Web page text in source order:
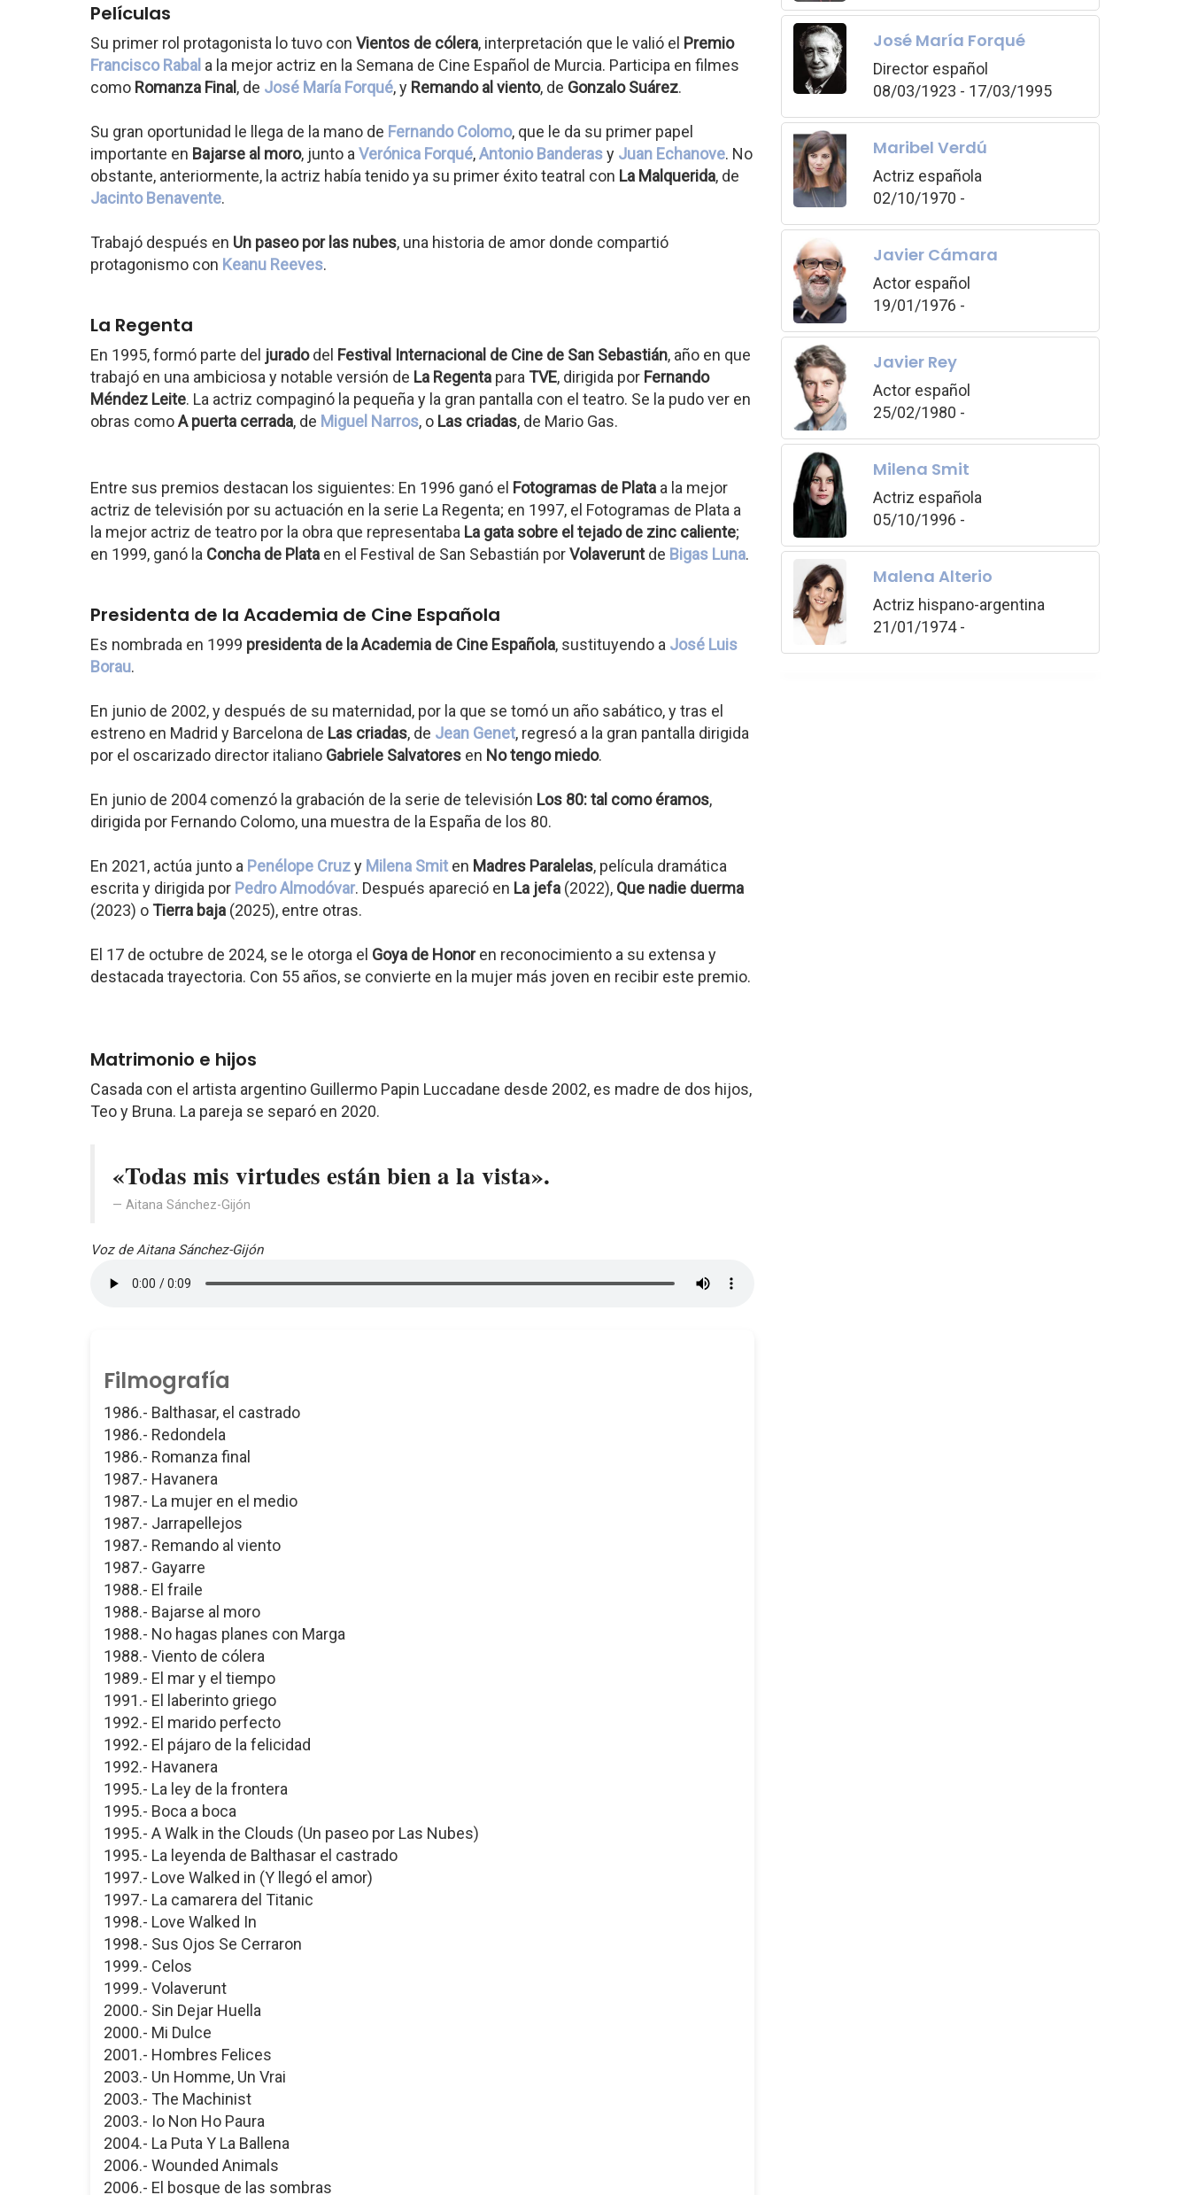
Películas
Su primer rol protagonista lo tuvo con Vientos de cólera, interpretación que le valió el Premio
Francisco Rabal a la mejor actriz en la Semana de Cine Español de Murcia. Participa en filmes
como Romanza Final , de José María Forqué, y Remando al viento, de Gonzalo Suárez.
Su gran oportunidad le llega de la mano de Fernando Colomo, que le da su primer papel
importante en Bajarse al moro, junto a Verónica Forqué,Antonio Banderasy Juan Echanove. No
obstante, anteriormente, la actriz había tenido ya su primer éxito teatral con La Malquerida, de
Jacinto Benavente.
Trabajó después en Un paseo por las nubes, una historia de amor donde compartió
protagonismo con Keanu Reeves.
La Regenta
En 1995, formó parte del juradodel Festival Internacional de Cine de San Sebastián, año en que
trabajó en una ambiciosa y notable versión de La Regenta para TVE, dirigida por Fernando
Méndez Leite. La actriz compaginó la pequeña y la gran pantalla con el teatro. Se la pudo ver en
obras comoA puerta cerrada, de Miguel Narros, o Las criadas, de Mario Gas.
Entre sus premios destacan los siguientes: En 1996 ganó el Fotogramas de Plata a la mejor
actriz de televisión por su actuación en la serie La Regenta; en 1997, el Fotogramas de Plata a
la mejor actriz de teatro por la obra que representaba La gata sobre el tejado de zinc caliente;
en 1999, ganó la Concha de Plata en el Festival de San Sebastián porVolaveruntde Bigas Luna.
Presidenta de la Academia de Cine Española
Es nombrada en 1999 presidenta de la Academia de Cine Española, sustituyendo a José Luis
Borau.
En junio de 2002, y después de su maternidad, por la que se tomó un año sabático, y tras el
estreno en Madrid y Barcelona de Las criadas, de Jean Genet, regresó a la gran pantalla dirigida
por el oscarizado director italiano Gabriele Salvatores en No tengo miedo.
En junio de 2004 comenzó la grabación de la serie de televisión Los 80: tal como éramos,
dirigida por Fernando Colomo, una muestra de la España de los 80.
En 2021, actúa junto a Penélope Cruzy Milena Smit en Madres Paralelas, película dramática
escrita y dirigida por Pedro Almodóvar. Después apareció en La jefa (2022), Que nadie duerma
(2023) o Tierra baja (2025), entre otras.
El 17 de octubre de 2024, se le otorga el Goya de Honoren reconocimiento a su extensa y
destacada trayectoria. Con 55 años, se convierte en la mujer más joven en recibir este premio.
Matrimonio e hijos
Casada con el artista argentino Guillermo Papin Luccadane desde 2002, es madre de dos hijos,
Teo y Bruna. La pareja se separó en 2020.
«Todas mis virtudes están bien a la vista».
Aitana Sánchez-Gijón
Voz de Aitana Sánchez-Gijón
Filmografía
1986.- Balthasar, el castrado
1986.- Redondela
1986.- Romanza final
1987.- Havanera
1987.- La mujer en el medio
1987.- Jarrapellejos
1987.- Remando al viento
1987.- Gayarre
1988.- El fraile
1988.- Bajarse al moro
1988.- No hagas planes con Marga
1988.- Viento de cólera
1989.- El mar y el tiempo
1991.- El laberinto griego
1992.- El marido perfecto
1992.- El pájaro de la felicidad
1992.- Havanera
1995.- La ley de la frontera
1995.- Boca a boca
1995.- A Walk in the Clouds (Un paseo por Las Nubes)
1995.- La leyenda de Balthasar el castrado
1997.- Love Walked in (Y llegó el amor)
1997.- La camarera del Titanic
1998.- Love Walked In
1998.- Sus Ojos Se Cerraron
1999.- Celos
1999.- Volaverunt
2000.- Sin Dejar Huella
2000.- Mi Dulce
2001.- Hombres Felices
2003.- Un Homme, Un Vrai
2003.- The Machinist
2003.- Io Non Ho Paura
2004.- La Puta Y La Ballena
2006.- Wounded Animals
2006.- El bosque de las sombras
José María Forqué
Director español
08/03/1923 - 17/03/1995
Maribel Verdú
Actriz española
02/10/1970 -
Javier Cámara
Actor español
19/01/1976 -
Javier Rey
Actor español
25/02/1980 -
Milena Smit
Actriz española
05/10/1996 -
Malena Alterio
Actriz hispano-argentina
21/01/1974 -